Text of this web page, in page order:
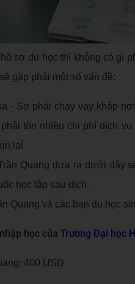
sơ du học thì không có gì
gặp phải một số vấn đề:
- Sợ phải chạy vạy khắp
tốn nhiều chi phí dịch
lại
Quang đưa ra dưới đây
học tập sau dịch.
Quang và các bạn du học
học của Trường Đại học
400 USD